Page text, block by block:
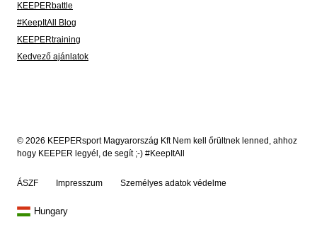
KEEPERbattle
#KeepItAll Blog
KEEPERtraining
Kedvező ajánlatok
© 2026 KEEPERsport Magyarország Kft Nem kell őrültnek lenned, ahhoz
hogy KEEPER legyél, de segít ;-) #KeepItAll
ÁSZF Impresszum Személyes adatok védelme
Hungary